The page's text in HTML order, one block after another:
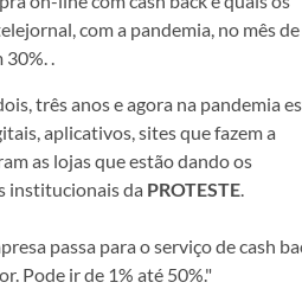
com a pandemia, no mês de
30%..
três anos e agora na pandemia
aplicativos, sites que fazem a
as lojas que estão dando os
institucionais da PROTESTE.
passa para o serviço de cash
Pode ir de 1% até 50%."